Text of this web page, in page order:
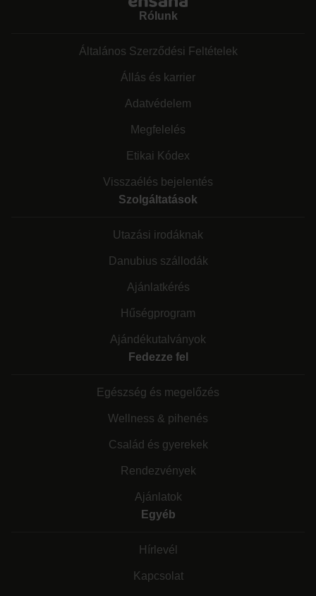
Rólunk
Általános Szerződési Feltételek
Állás és karrier
Adatvédelem
Megfelelés
Etikai Kódex
Visszaélés bejelentés
Szolgáltatások
Utazási irodáknak
Danubius szállodák
Ajánlatkérés
Hűségprogram
Ajándékutalványok
Fedezze fel
Egészség és megelőzés
Wellness & pihenés
Család és gyerekek
Rendezvények
Ajánlatok
Egyéb
Hírlevél
Kapcsolat